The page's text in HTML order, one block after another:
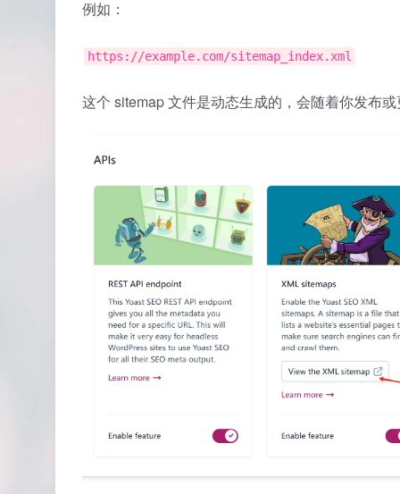
例如：
https://example.com/sitemap_index.xml
这个 sitemap 文件是动态生成的，会随着你发布